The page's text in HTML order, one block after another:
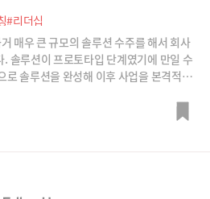
#리더십
매우 큰 규모의 솔루션 수주를 해서 회사
솔루션이 프로토타입 단계였기에 만일 수
로 솔루션을 완성해 이후 사업을 본격적으
전사원이 축배를 들었다. 그런데 이후 이